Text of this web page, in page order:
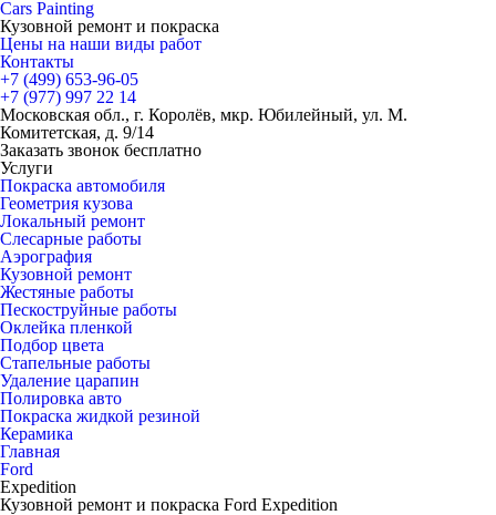
Cars Painting
Кузовной ремонт и покраска
Цены на наши виды работ
Контакты
+7 (499) 653-96-05
+7 (977) 997 22 14
Московская обл., г. Королёв, мкр. Юбилейный, ул. М.
Комитетская, д. 9/14
Заказать звонок бесплатно
Услуги
Покраска автомобиля
Геометрия кузова
Локальный ремонт
Слесарные работы
Аэрография
Кузовной ремонт
Жестяные работы
Пескоструйные работы
Оклейка пленкой
Подбор цвета
Стапельные работы
Удаление царапин
Полировка авто
Покраска жидкой резиной
Керамика
Главная
Ford
Expedition
Кузовной ремонт и покраска Ford Expedition